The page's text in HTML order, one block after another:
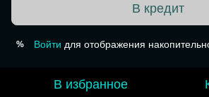
В кредит
% Войти для отображения
В избранное